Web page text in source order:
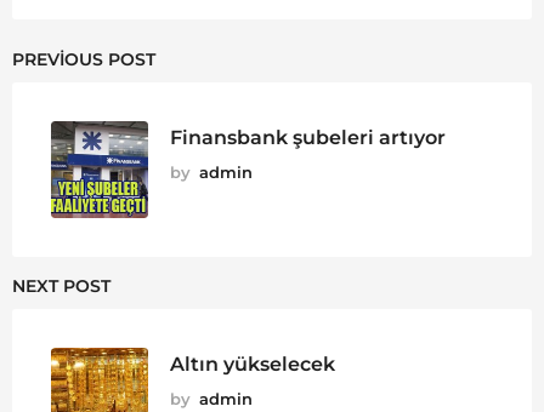
PREVIOUS POST
Finansbank şubeleri artıyor
by admin
NEXT POST
Altın yükselecek
by admin